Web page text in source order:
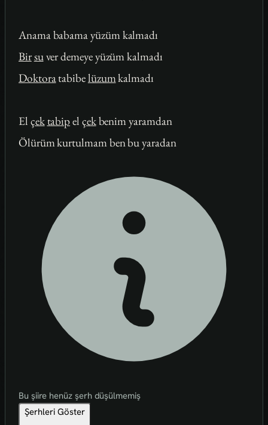
Anama babama yüzüm kalmadı
Birsuver demeye yüzüm kalmadı
Doktoratabibelüzumkalmadı
El çek tabipel çekbenim yaramdan
Ölürüm kurtulmam ben bu yaradan
Bu şiire henüz şerh düşülmemiş
Şerhleri Göster